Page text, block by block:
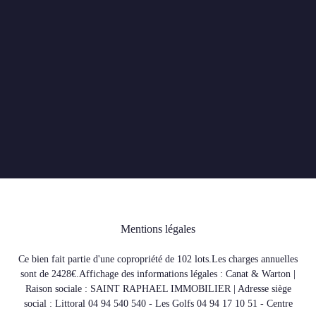
Mentions légales
Ce bien fait partie d'une copropriété de 102 lots.Les charges annuelles
sont de 2428€. Affichage des informations légales : Canat & Warton |
Raison sociale : SAINT RAPHAEL IMMOBILIER | Adresse siège
social : Littoral 04 94 540 540 - Les Golfs 04 94 17 10 51 - Centre